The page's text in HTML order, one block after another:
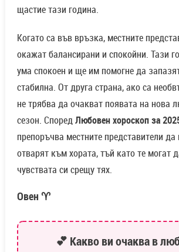
щастие тази година.
Когато са във връзка, местните
окажат балансирани и спокойни. Тази
ума спокоен и ще им помогне да
стабилна. От друга страна, ако са
не трябва да очакват появата на нова
сезон. СпоредЛюбовен хороскоп за
препоръчва местните представители
отварят към хората, тъй като те могат
чувствата си срещу тях.
Овен ♈
💕 Какво ви очаква в